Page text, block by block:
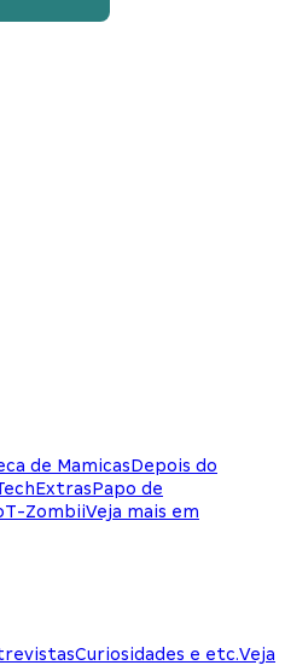
de MamicasDepois do
ExtrasPapo de
T-ZombiiVeja mais em
Curiosidades e etc.Veja